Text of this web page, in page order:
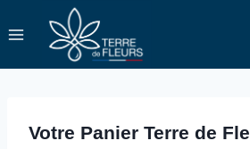
au
Votre Panier Terre de